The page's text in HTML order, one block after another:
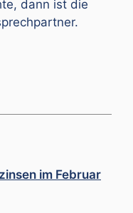
dann ist die
im Februar